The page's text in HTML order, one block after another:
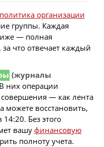
организации
группы. Каждая
— полная
что отвечает каждый
(журналы
В них операции
— как лента
можете восстановить,
Без этого
вашу финансовую
полноту учета.